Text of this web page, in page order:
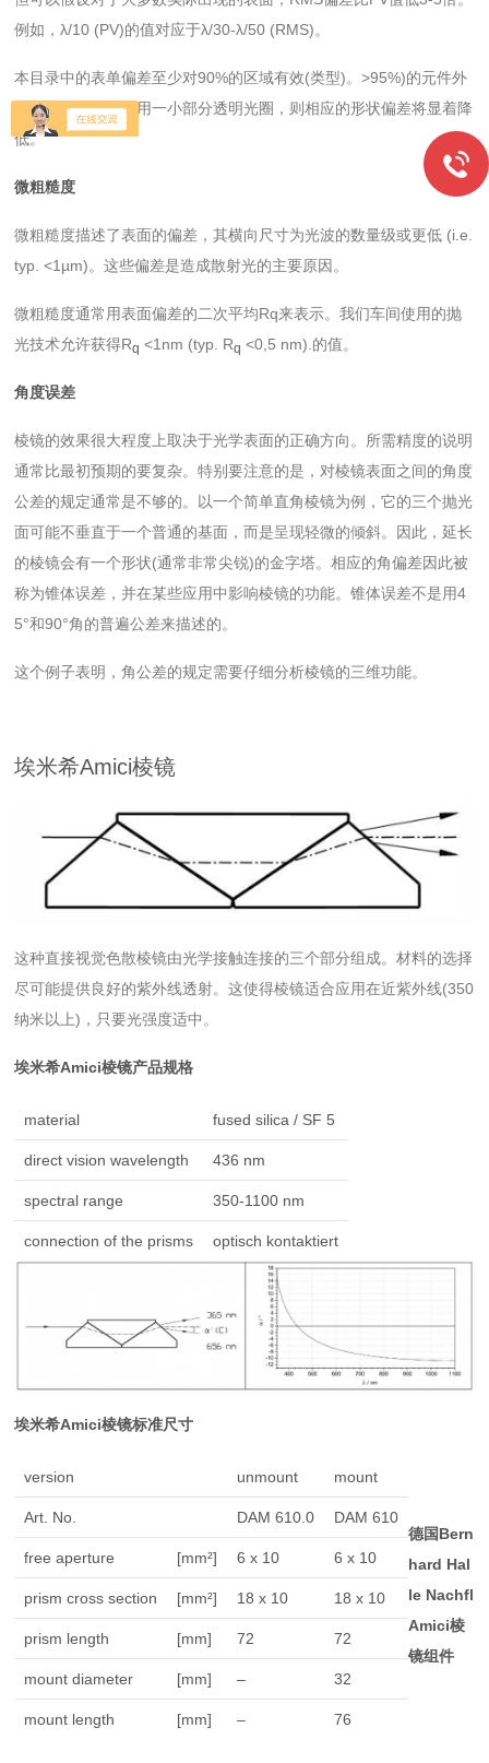
例如，λ/10 (PV)的值对应于λ/30-λ/50 (RMS)。
本目录中的表单偏差至少对90%的区域有效(类型)。>95%)的元件外
部尺寸。如果只使用一小部分透明光圈，则相应的形状偏差将显着降
低。
微粗糙度
微粗糙度描述了表面的偏差，其横向尺寸为光波的数量级或更低 (i.e.
typ. <1µm)。这些偏差是造成散射光的主要原因。
微粗糙度通常用表面偏差的二次平均Rq来表示。我们车间使用的抛
光技术允许获得Rq <1nm (typ. Rq <0,5 nm).的值。
角度误差
棱镜的效果很大程度上取决于光学表面的正确方向。所需精度的说明
通常比最初预期的要复杂。特别要注意的是，对棱镜表面之间的角度
公差的规定通常是不够的。以一个简单直角棱镜为例，它的三个抛光
面可能不垂直于一个普通的基面，而是呈现轻微的倾斜。因此，延长
的棱镜会有一个形状(通常非常尖锐)的金字塔。相应的角偏差因此被
称为锥体误差，并在某些应用中影响棱镜的功能。锥体误差不是用4
5°和90°角的普遍公差来描述的。
这个例子表明，角公差的规定需要仔细分析棱镜的三维功能。
埃米希Amici棱镜
这种直接视觉色散棱镜由光学接触连接的三个部分组成。材料的选择
尽可能提供良好的紫外线透射。这使得棱镜适合应用在近紫外线(350
纳米以上)，只要光强度适中。
埃米希Amici棱镜产品规格
material fused silica / SF 5
direct vision wavelength 436 nm
spectral range 350-1100 nm
connection of the prisms optisch kontaktiert
埃米希Amici棱镜标准尺寸
version unmount mount
Art. No. DAM 610.0 DAM 610
free aperture [mm²] 6 x 10 6 x 10
prism cross section [mm²] 18 x 10 18 x 10
prism length [mm] 72 72
mount diameter [mm] – 32
mount length [mm] – 76
德国Bern
hard Hal
le Nachfl
Amici棱
镜组件